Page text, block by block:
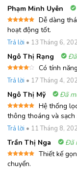
Phạm Minh Uyên
Được xếp
hạng 55
sao
Dễ dàng
hoạt động tốt.
Trả lời • 13 Tháng 6,
Ngô Thị Rạng
xếp
5 sao
Có tính
Trả lời • 17 Tháng 4,
Ngô Thị Mỹ Đã
Được xếp
hạng55
sao
Hệ thống
thông thoáng và sạch
Trả lời • 11 Tháng 8,
Trần Thị Nga Đã
Được xếp
hạng 55
Thiết kế
chuyển.